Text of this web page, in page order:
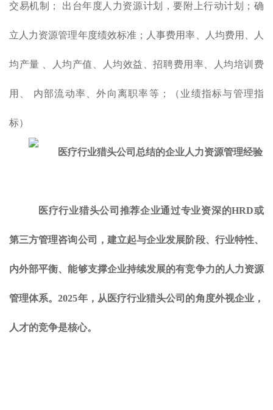
交易机制； 出台年度人力资源计划，要附上行动计划；确
立人力资源管理年度绩效标准；人事费用率、人均费用、人
均产量 、人均产值、人均效益、招聘费用率、人均培训费
用、 内部流动率、外向离职率等；（业绩指标与管理指
标）
医疗行业猎头公司推荐企业通过专业资深的HRD或
第三方管理咨询公司，建立起与企业发展阶段、行业特性、
内外部平衡、能够支撑企业持续发展的有竞争力的人力资源
管理体系。2025年，从医疗行业猎头公司的角度外视企业，
人才的竞争是核心。